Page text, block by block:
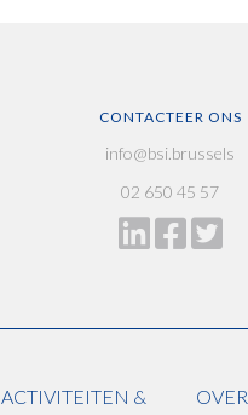
CONTACTEER ONS
info@bsi.brussels
02 650 45 57
ACTIVITEITEN &